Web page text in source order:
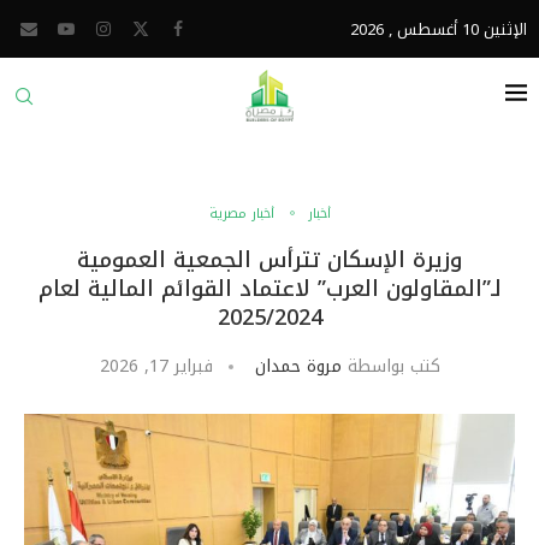
الإثنين 10 أغسطس , 2026
أخبار أخبار مصرية
وزيرة الإسكان تترأس الجمعية العمومية
لـ”المقاولون العرب” لاعتماد القوائم المالية لعام
2025/2024
كتب بواسطة مروة حمدان فبراير 17, 2026